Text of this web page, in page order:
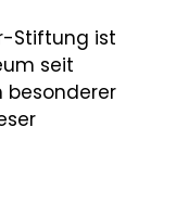
Stiftung ist
seit
besonderer